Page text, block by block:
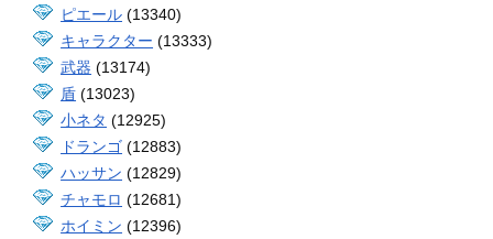
ピエール (13340)
キャラクター (13333)
武器 (13174)
盾 (13023)
小ネタ (12925)
ドランゴ (12883)
ハッサン (12829)
チャモロ (12681)
ホイミン (12396)